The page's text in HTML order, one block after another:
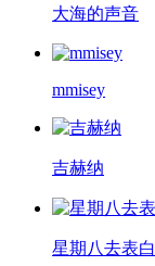
大海的声音
mmisey
吉赫纳
星期八去表白